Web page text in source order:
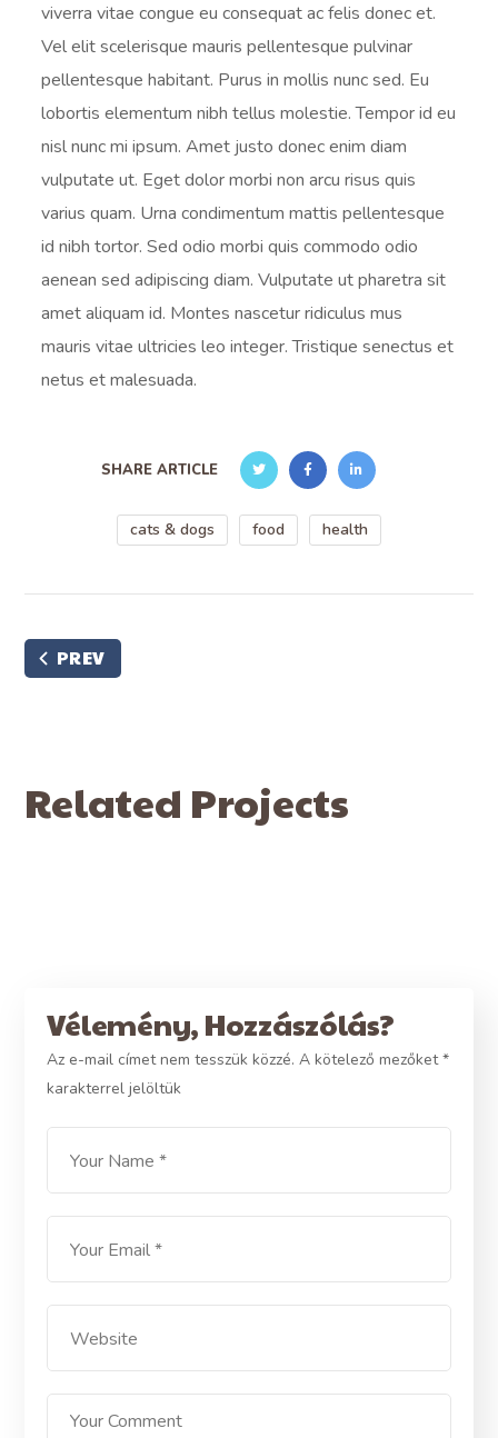
viverra vitae congue eu consequat ac felis donec et.
Vel elit scelerisque mauris pellentesque pulvinar
pellentesque habitant. Purus in mollis nunc sed. Eu
lobortis elementum nibh tellus molestie. Tempor id eu
nisl nunc mi ipsum. Amet justo donec enim diam
vulputate ut. Eget dolor morbi non arcu risus quis
varius quam. Urna condimentum mattis pellentesque
id nibh tortor. Sed odio morbi quis commodo odio
aenean sed adipiscing diam. Vulputate ut pharetra sit
amet aliquam id. Montes nascetur ridiculus mus
mauris vitae ultricies leo integer. Tristique senectus et
netus et malesuada.
SHARE ARTICLE
cats & dogs food health
PREV
Related Projects
Vélemény, Hozzászólás?
Az e-mail címet nem tesszük közzé. A kötelező mezőket*
karakterrel jelöltük